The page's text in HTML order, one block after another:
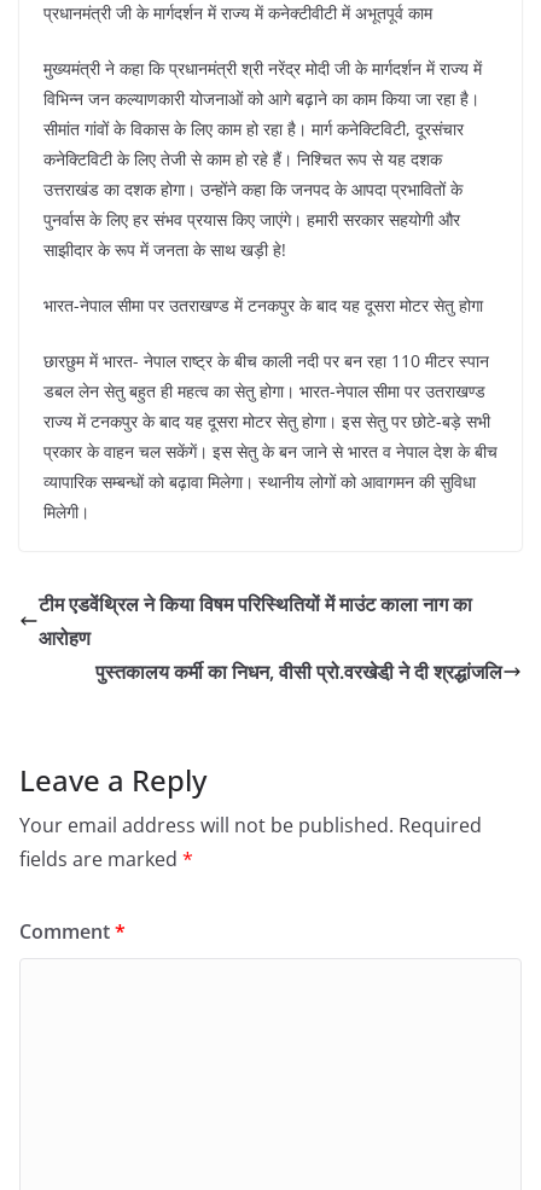
प्रधानमंत्री जी के मार्गदर्शन में राज्य में कनेक्टीवीटी में अभूतपूर्व काम
मुख्यमंत्री ने कहा कि प्रधानमंत्री श्री नरेंद्र मोदी जी के मार्गदर्शन में राज्य में
विभिन्न जन कल्याणकारी योजनाओं को आगे बढ़ाने का काम किया जा रहा है।
सीमांत गांवों के विकास के लिए काम हो रहा है। मार्ग कनेक्टिविटी, दूरसंचार
कनेक्टिविटी के लिए तेजी से काम हो रहे हैं। निश्चित रूप से यह दशक
उत्तराखंड का दशक होगा। उन्होंने कहा कि जनपद के आपदा प्रभावितों के
पुनर्वास के लिए हर संभव प्रयास किए जाएंगे। हमारी सरकार सहयोगी और
साझीदार के रूप में जनता के साथ खड़ी हे!
भारत-नेपाल सीमा पर उतराखण्ड में टनकपुर के बाद यह दूसरा मोटर सेतु होगा
छारछुम में भारत- नेपाल राष्ट्र के बीच काली नदी पर बन रहा 110 मीटर स्पान
डबल लेन सेतु बहुत ही महत्व का सेतु होगा। भारत-नेपाल सीमा पर उतराखण्ड
राज्य में टनकपुर के बाद यह दूसरा मोटर सेतु होगा। इस सेतु पर छोटे-बड़े सभी
प्रकार के वाहन चल सकेंगें। इस सेतु के बन जाने से भारत व नेपाल देश के बीच
व्यापारिक सम्बन्धों को बढ़ावा मिलेगा। स्थानीय लोगों को आवागमन की सुविधा
मिलेगी।
टीम एडवेंथ्रिल ने किया विषम परिस्थितियों में माउंट काला नाग का
आरोहण
पुस्तकालय कर्मी का निधन, वीसी प्रो.वरखेडी़ ने दी श्रद्धांजलि
Leave a Reply
Your email address will not be published. Required
fields are marked *
Comment*